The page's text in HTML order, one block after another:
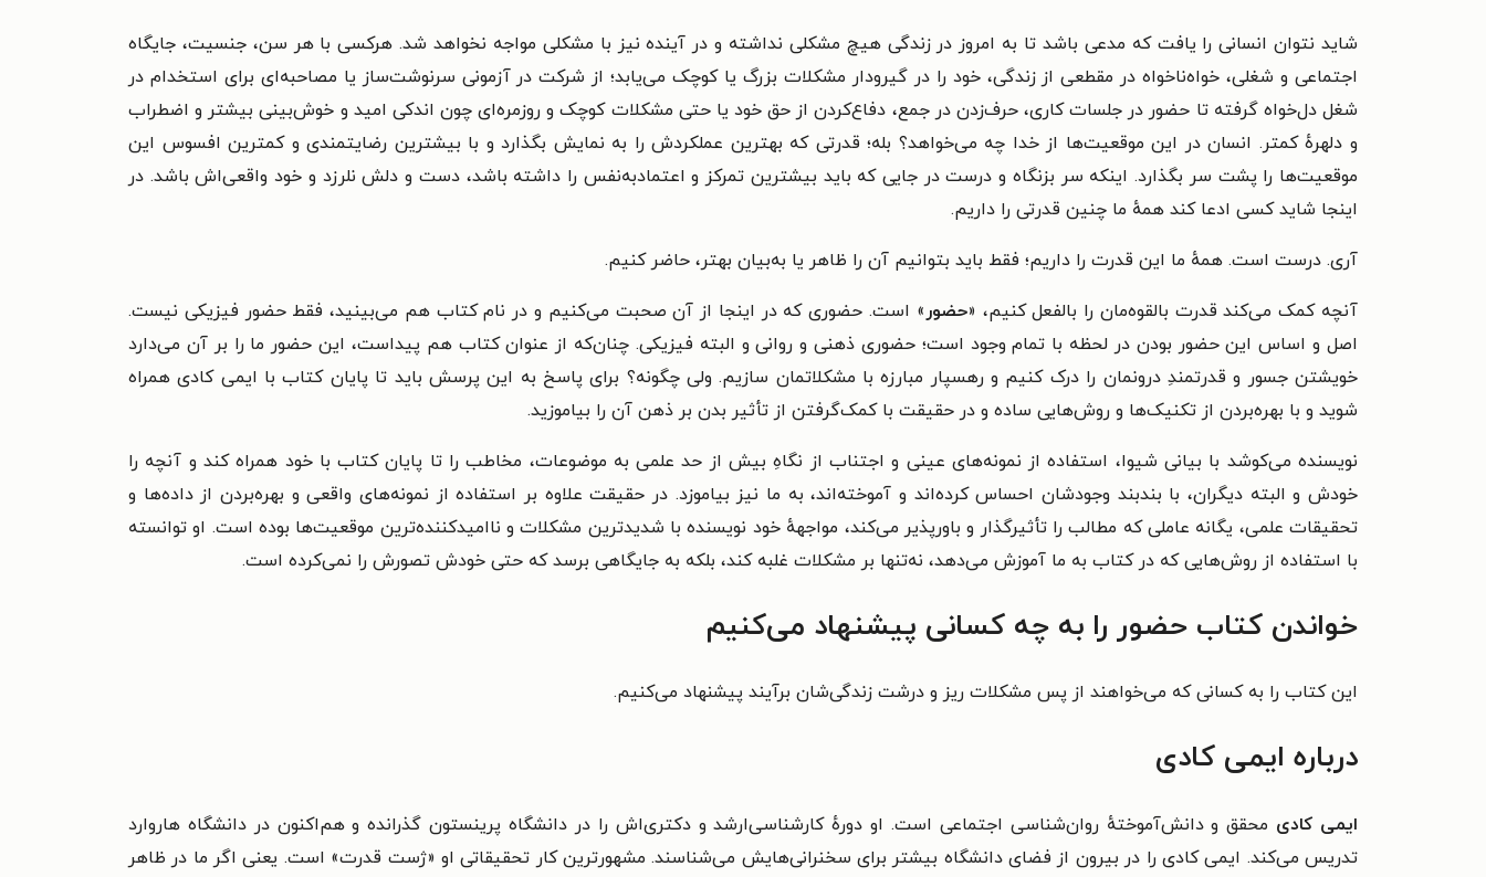
شاید نتوان انسانی را یافت که مدعی باشد تا به امروز در زندگی هیچ مشکلی نداشته و در آینده نیز با مشکلی مواجه نخواهد شد. هرکسی با هر سن، جنسیت، جایگاه
اجتماعی و شغلی، خواه‌ناخواه در مقطعی از زندگی، خود را در گیرودار مشکلات بزرگ یا کوچک می‌یابد؛ از شرکت در آزمونی سرنوشت‌ساز یا مصاحبه‌ای برای استخدام در
شغل دل‌خواه گرفته تا حضور در جلسات کاری، حرف‌زدن در جمع، دفاع‌کردن از حق خود یا حتی مشکلات کوچک و روزمره‌ای چون اندکی امید و خوش‌بینی بیشتر و اضطراب
و دلهرهٔ کمتر. انسان در این موقعیت‌ها از خدا چه می‌خواهد؟ بله؛ قدرتی که بهترین عملکردش را به نمایش بگذارد و با بیشترین رضایتمندی و کمترین افسوس این
موقعیت‌ها را پشت سر بگذارد. اینکه سر بزنگاه و درست در جایی که باید بیشترین تمرکز و اعتمادبه‌نفس را داشته باشد، دست و دلش نلرزد و خود واقعی‌اش باشد. در
اینجا شاید کسی ادعا کند همهٔ ما چنین قدرتی را داریم.
آری. درست است. همهٔ ما این قدرت را داریم؛ فقط باید بتوانیم آن را ظاهر یا به‌بیان بهتر، حاضر کنیم.
آنچه کمک می‌کند قدرت بالقوه‌مان را بالفعل کنیم، «حضور » است. حضوری که در اینجا از آن صحبت می‌کنیم و در نام کتاب هم می‌بینید، فقط حضور فیزیکی نیست.
اصل و اساس این حضور بودن در لحظه با تمام وجود است؛ حضوری ذهنی و روانی و البته فیزیکی. چنان‌که از عنوان کتاب هم پیداست، این حضور ما را بر آن می‌دارد
خویشتن جسور و قدرتمندِ درونمان را درک کنیم و رهسپار مبارزه با مشکلاتمان سازیم. ولی چگونه؟ برای پاسخ به این پرسش باید تا پایان کتاب با ایمی کادی همراه
شوید و با بهره‌بردن از تکنیک‌ها و روش‌هایی ساده و در حقیقت با کمک‌گرفتن از تأثیر بدن بر ذهن آن را بیاموزید.
نویسنده می‌کوشد با بیانی شیوا، استفاده از نمونه‌های عینی و اجتناب از نگاهِ بیش از حد علمی به موضوعات، مخاطب را تا پایان کتاب با خود همراه کند و آنچه را
خودش و البته دیگران، با بندبند وجودشان احساس کرده‌اند و آموخته‌اند، به ما نیز بیاموزد. در حقیقت علاوه بر استفاده از نمونه‌های واقعی و بهره‌بردن از داده‌ها و
تحقیقات علمی، یگانه عاملی که مطالب را تأثیرگذار و باورپذیر می‌کند، مواجههٔ خود نویسنده با شدیدترین مشکلات و ناامیدکننده‌ترین موقعیت‌ها بوده است. او توانسته
با استفاده از روش‌هایی که در کتاب به ما آموزش می‌دهد، نه‌تنها بر مشکلات غلبه کند، بلکه به جایگاهی برسد که حتی خودش تصورش را نمی‌کرده است.
خواندن کتاب حضور را به چه کسانی پیشنهاد می‌کنیم
این کتاب را به کسانی که می‌خواهند از پس مشکلات ریز و درشت زندگی‌شان برآیند پیشنهاد می‌کنیم.
درباره ایمی کادی
ایمی کادی محقق و دانش‌آموختهٔ روان‌شناسی اجتماعی است. او دورهٔ کارشناسی‌ارشد و دکتری‌اش را در دانشگاه پرینستون گذرانده و هم‌اکنون در دانشگاه هاروارد
تدریس می‌کند. ایمی کادی را در بیرون از فضای دانشگاه بیشتر برای سخنرانی‌هایش می‌شناسند. مشهورترین کار تحقیقاتی او «ژست قدرت» است. یعنی اگر ما در ظاهر